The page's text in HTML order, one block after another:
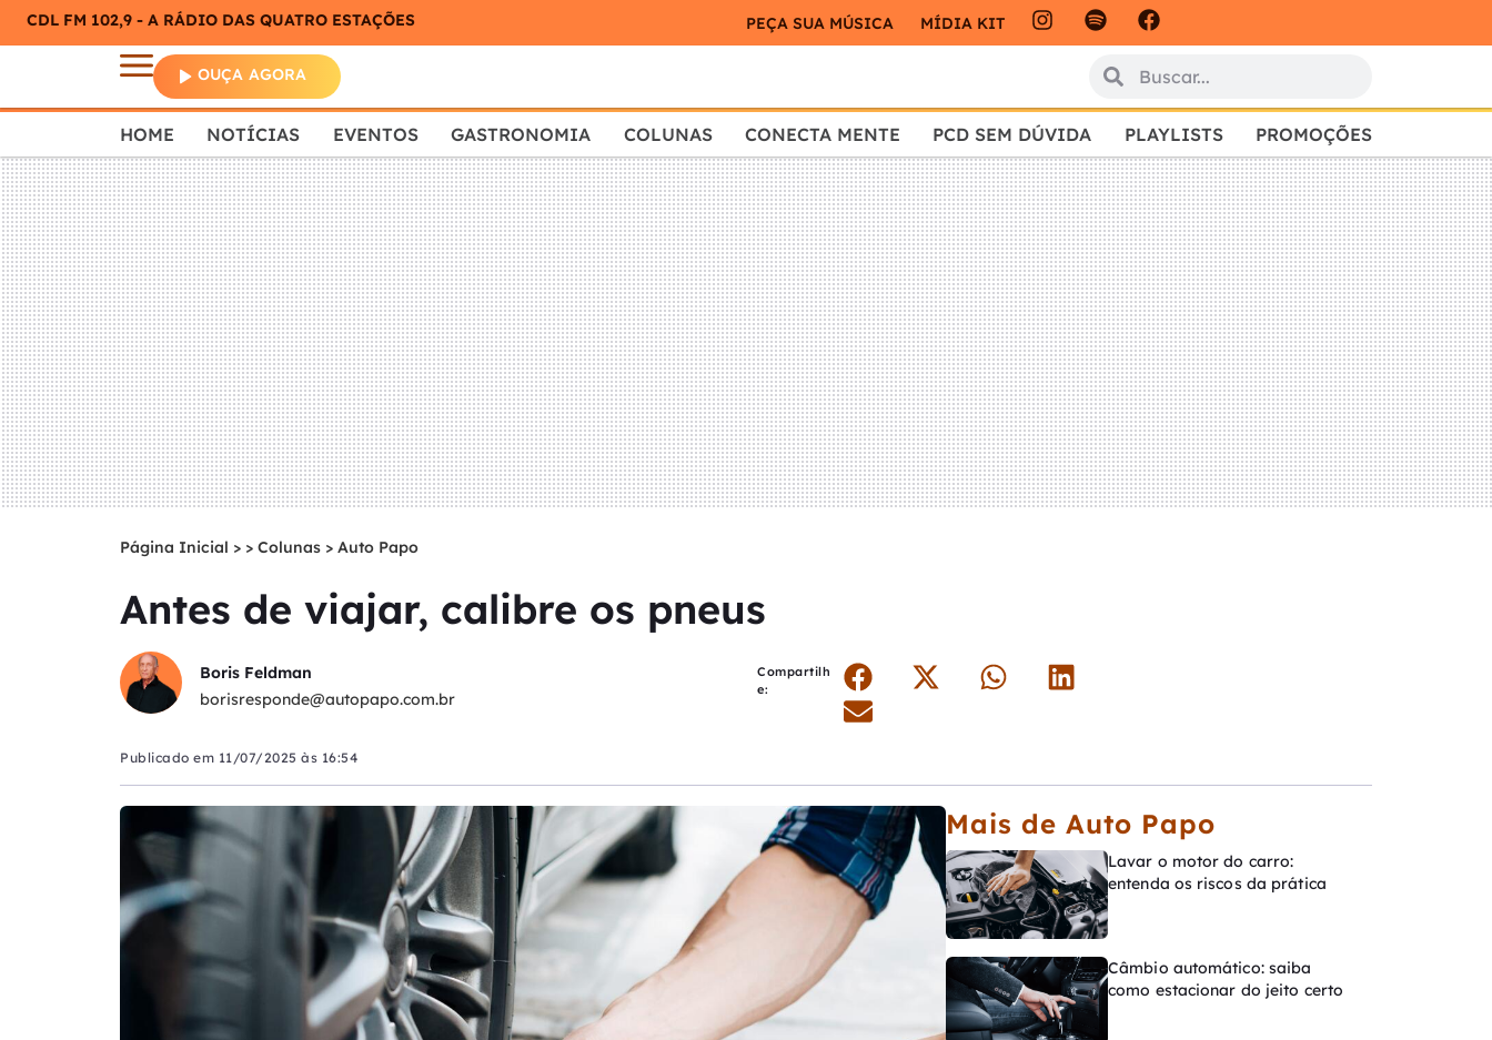
CDL FM 102,9 - A RÁDIO DAS QUATRO ESTAÇÕES PEÇA SUA MÚSICA MÍDIA KIT
OUÇA AGORA
HOME NOTÍCIAS EVENTOS GASTRONOMIA COLUNAS CONECTA MENTE PCD SEM DÚVIDA PLAYLISTS PROMOÇÕES
Página Inicial > Colunas > Auto Papo
Antes de viajar, calibre os pneus
Boris Feldman
borisresponde@autopapo.com.br
Compartilh
e:
Publicado em 11/07/2025 às 16:54
Mais de Auto Papo
Lavar o motor do carro:
entenda os riscos da prática
Câmbio automático: saiba
como estacionar do jeito certo